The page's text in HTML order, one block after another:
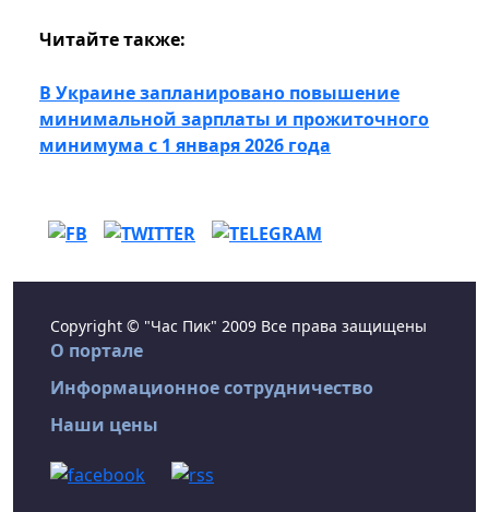
Читайте также:
В Украине запланировано повышение
минимальной зарплаты и прожиточного
минимума с 1 января 2026 года
Copyright © "Час Пик" 2009 Все права защищены
О портале
Информационное сотрудничество
Наши цены